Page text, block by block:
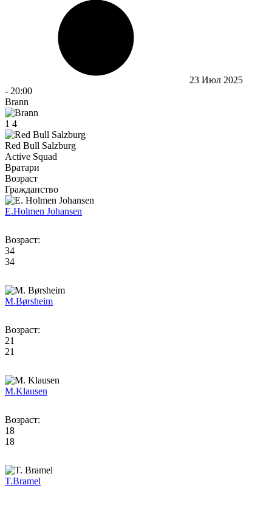
23 Июл 2025
- 20:00
Brann
1 4
Red Bull Salzburg
Active Squad
Вратари
Возраст
Гражданство
E.Holmen Johansen
Возраст:
34
34
M.Børsheim
Возраст:
21
21
M.Klausen
Возраст:
18
18
T.Bramel